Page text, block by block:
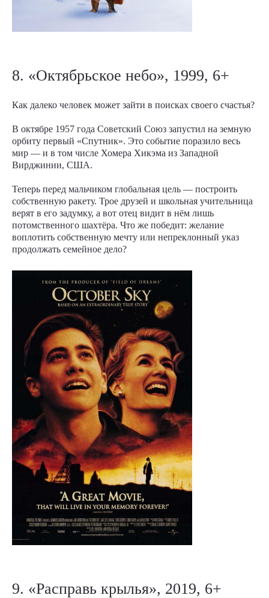
8. «Октябрьское небо», 1999, 6+
Как далеко человек может зайти в поисках своего счастья?
В октябре 1957 года Советский Союз запустил на земную
орбиту первый «Спутник». Это событие поразило весь
мир — и в том числе Хомера Хикэма из Западной
Вирджинии, США.
Теперь перед мальчиком глобальная цель — построить
собственную ракету. Трое друзей и школьная учительница
верят в его задумку, а вот отец видит в нём лишь
потомственного шахтёра. Что же победит: желание
воплотить собственную мечту или непреклонный указ
продолжать семейное дело?
9. «Расправь крылья», 2019, 6+